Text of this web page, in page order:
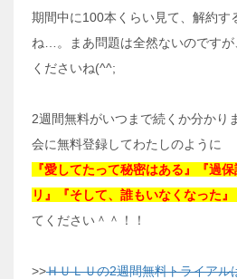
期間中に100本くらい見て、解約す
ね…。まあ問題は全然ないのですが
くださいね(^^;
2週間無料がいつまで続くか分かり
会に無料登録してわたしのように
『愛してたって秘密はある』『過
リ』『そして、誰もいなくなった』
てください＾＾！！
>>ＨＵＬＵの2週間無料トライアル